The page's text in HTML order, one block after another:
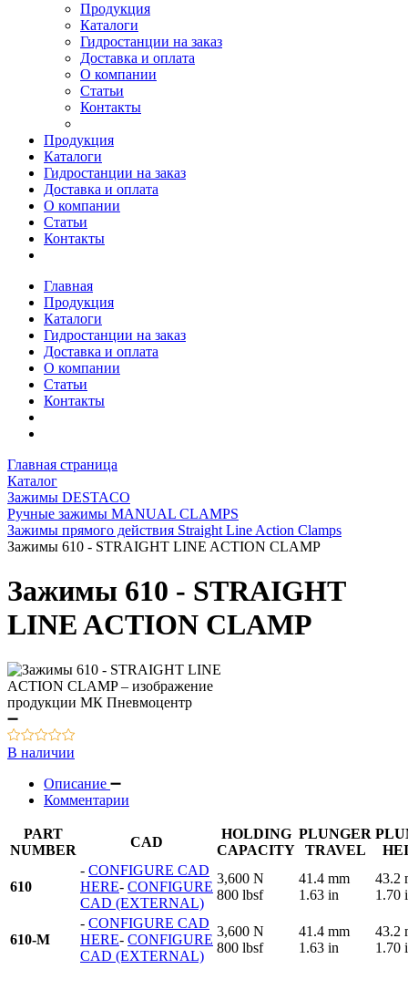
Продукция
Каталоги
Гидростанции на заказ
Доставка и оплата
О компании
Статьи
Контакты
Продукция
Каталоги
Гидростанции на заказ
Доставка и оплата
О компании
Статьи
Контакты
Главная
Продукция
Каталоги
Гидростанции на заказ
Доставка и оплата
О компании
Статьи
Контакты
Главная страница
Каталог
Зажимы DESTACO
Ручные зажимы MANUAL CLAMPS
Зажимы прямого действия Straight Line Action Clamps
Зажимы 610 - STRAIGHT LINE ACTION CLAMP
Зажимы 610 - STRAIGHT
LINE ACTION CLAMP
В наличии
Описание
Комментарии
PART
NUMBER
CAD
HOLDING
CAPACITY
PLUNGER
TRAVEL
610
- CONFIGURE CAD
HERE- CONFIGURE
CAD (EXTERNAL)
3,600 N
800 lbsf
41.4 mm
1.63 in
43.2
1.70
610-M
- CONFIGURE CAD
HERE- CONFIGURE
CAD (EXTERNAL)
3,600 N
800 lbsf
41.4 mm
1.63 in
43.2
1.70